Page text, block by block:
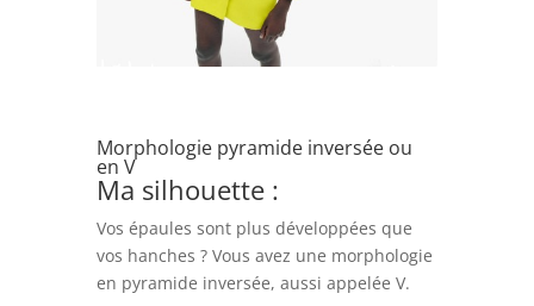
Morphologie pyramide inversée ou
en V
Ma silhouette :
Vos épaules sont plus développées que
vos hanches ? Vous avez une morphologie
en pyramide inversée, aussi appelée V.